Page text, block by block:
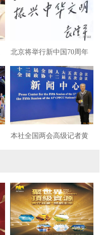
北京将举行新中国70周年
湖湘人物盛典
本社全国两会高级记者黄